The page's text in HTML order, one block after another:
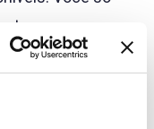
para seus
muito
de